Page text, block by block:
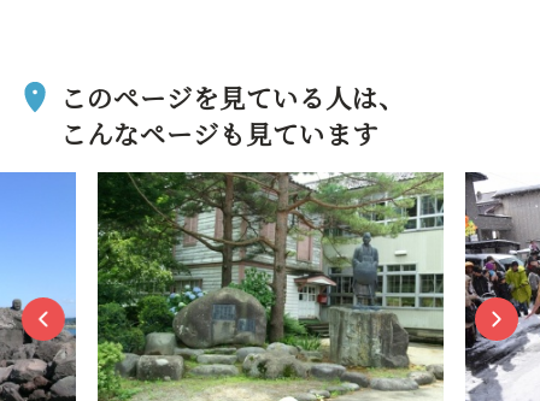
このページを見ている人は、
こんなページも見ています